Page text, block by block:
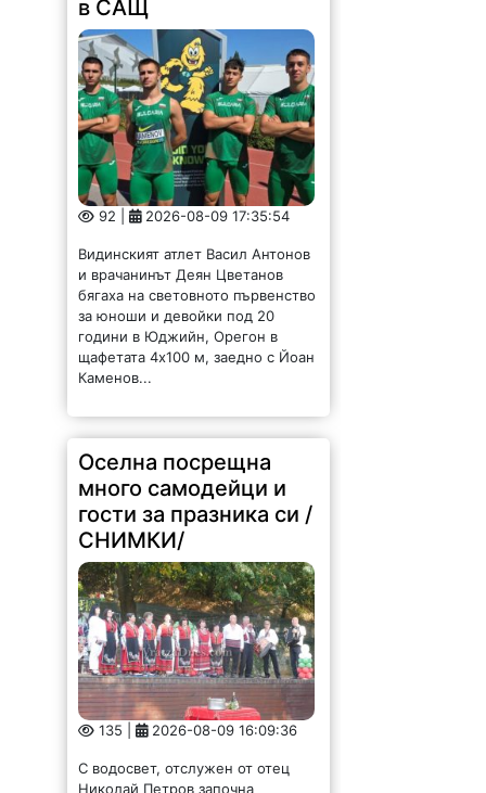
в САЩ
92 | 2026-08-09 17:35:54
Видинският атлет Васил Антонов
и врачанинът Деян Цветанов
бягаха на световното първенство
за юноши и девойки под 20
години в Юджийн, Орегон в
щафетата 4х100 м, заедно с Йоан
Каменов...
Оселна посрещна
много самодейци и
гости за празника си /
СНИМКИ/
135 | 2026-08-09 16:09:36
С водосвет, отслужен от отец
Николай Петров започна